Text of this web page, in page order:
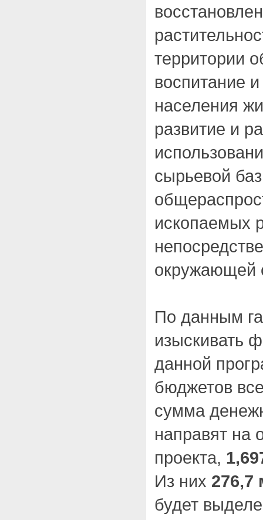
территории
воспитание
населения
развитие и
сырьевой
ископаемых
окружающей
По данным
изыскивать
данной
бюджетов
сумма
направят на
проекта,
Из них 276,7
будет